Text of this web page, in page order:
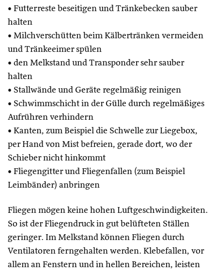
• Futterreste beseitigen und Tränkebecken sauber
halten
• Milchverschütten beim Kälbertränken vermeiden
und Tränkeeimer spülen
• den Melkstand und Transponder sehr sauber
halten
• Stallwände und Geräte regelmäßig reinigen
• Schwimmschicht in der Gülle durch regelmäßiges
Aufrühren verhindern
• Kanten, zum Beispiel die Schwelle zur Liegebox,
per Hand von Mist befreien, gerade dort, wo der
Schieber nicht hinkommt
• Fliegengitter und Fliegenfallen (zum Beispiel
Leimbänder) anbringen
Fliegen mögen keine hohen Luftgeschwindigkeiten.
So ist der Fliegendruck in gut belüfteten Ställen
geringer. Im Melkstand können Fliegen durch
Ventilatoren ferngehalten werden. Klebefallen, vor
allem an Fenstern und in hellen Bereichen, leisten